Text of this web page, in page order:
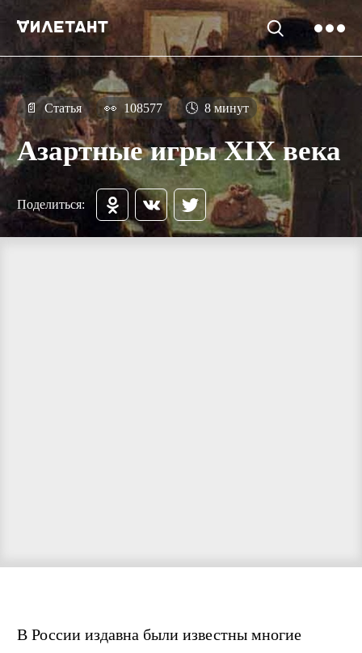
📄 Статья 👀 108577 🕓 8 минут
Азартные игры XIX века
Поделиться:
В России издавна были известны многие